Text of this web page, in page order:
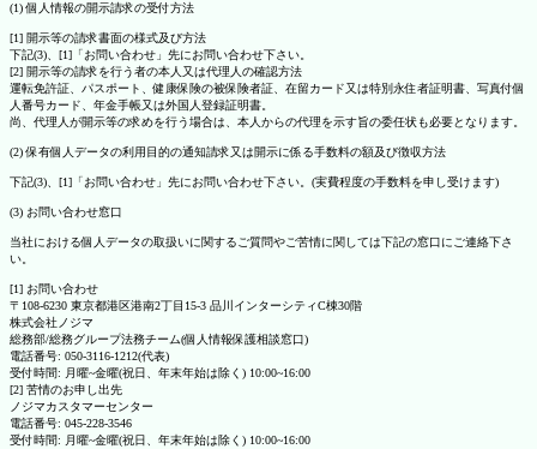
(1) 個人情報の開示請求の受付方法
[1] 開示等の請求書面の様式及び方法
下記(3)、[1]「お問い合わせ」先にお問い合わせ下さい。
[2] 開示等の請求を行う者の本人又は代理人の確認方法
運転免許証、パスポート、健康保険の被保険者証、在留カード又は特別永住者証明書、写真付個
人番号カード、年金手帳又は外国人登録証明書。
尚、代理人が開示等の求めを行う場合は、本人からの代理を示す旨の委任状も必要となります。
(2) 保有個人データの利用目的の通知請求又は開示に係る手数料の額及び徴収方法
下記(3)、[1]「お問い合わせ」先にお問い合わせ下さい。(実費程度の手数料を申し受けます)
(3) お問い合わせ窓口
当社における個人データの取扱いに関するご質問やご苦情に関しては下記の窓口にご連絡下さ
い。
[1] お問い合わせ
〒108-6230 東京都港区港南2丁目15-3 品川インターシティC棟30階
株式会社ノジマ
総務部/総務グループ法務チーム(個人情報保護相談窓口)
電話番号: 050-3116-1212(代表)
受付時間: 月曜~金曜(祝日、年末年始は除く) 10:00~16:00
[2] 苦情のお申し出先
ノジマカスタマーセンター
電話番号: 045-228-3546
受付時間: 月曜~金曜(祝日、年末年始は除く) 10:00~16:00